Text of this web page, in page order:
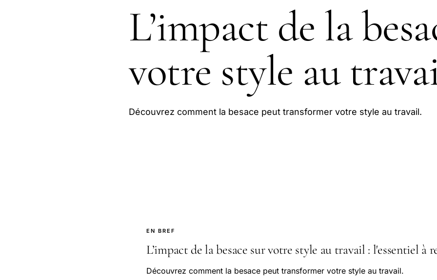
L’impact de la
votre style au
Découvrez comment la besace peut transformer votre style au travail.
EN BREF
L’impact de la besace sur votre style au travail : l'essentiel à
Découvrez comment la besace peut transformer votre style au travail.